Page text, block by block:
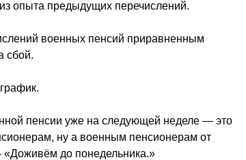
опыта предыдущих перечислений.
военных пенсий приравненным
сбой.
пенсии уже на следующей неделе — это
ну а военным пенсионерам от
до понедельника.»